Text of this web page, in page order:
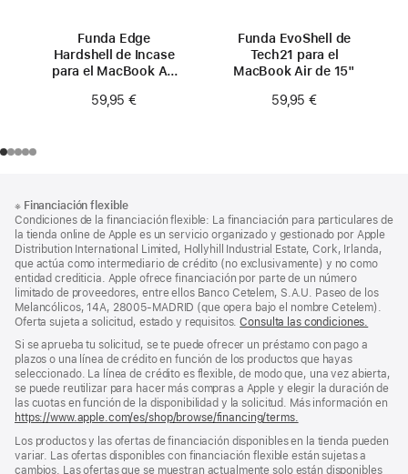
Funda Edge
Hardshell de Incase
para el MacBook Air
59,95 €
Funda EvoShell de
Tech21 para el
MacBook Air de 15"
59,95 €
a
pie
de
página
al
pie
※ Financiación flexible
Condiciones de la financiación flexible: La financiación para particulares de
la tienda online de Apple es un servicio organizado y gestionado por Apple
Distribution International Limited, Hollyhill Industrial Estate, Cork, Irlanda,
que actúa como intermediario de crédito (no exclusivamente) y no como
entidad crediticia. Apple ofrece financiación por parte de un número
limitado de proveedores, entre ellos Banco Cetelem, S.A.U. Paseo de los
Melancólicos, 14A, 28005-MADRID (que opera bajo el nombre Cetelem).
Oferta sujeta a solicitud, estado y requisitos.Consulta las condiciones.
Si se aprueba tu solicitud, se te puede ofrecer un préstamo con pago a
plazos o una línea de crédito en función de los productos que hayas
seleccionado. La línea de crédito es flexible, de modo que, una vez abierta,
se puede reutilizar para hacer más compras a Apple y elegir la duración de
las cuotas en función de la disponibilidad y la solicitud. Más información en
https://www.apple.com/es/shop/browse/financing/terms.
Los productos y las ofertas de financiación disponibles en la tienda pueden
variar. Las ofertas disponibles con financiación flexible están sujetas a
cambios. Las ofertas que se muestran actualmente solo están disponibles